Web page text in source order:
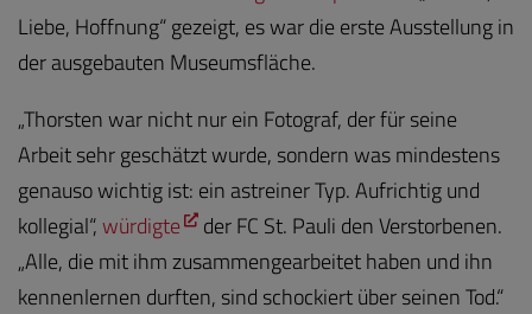
Liebe, Hoffnung“ gezeigt, es war die erste Ausstellung in
der ausgebauten Museumsfläche.
„Thorsten war nicht nur ein Fotograf, der für seine
Arbeit sehr geschätzt wurde, sondern was mindestens
genauso wichtig ist: ein astreiner Typ. Aufrichtig und
kollegial“,würdigte
der FC St. Pauli den Verstorbenen.
„Alle, die mit ihm zusammengearbeitet haben und ihn
kennenlernen durften, sind schockiert über seinen Tod.“